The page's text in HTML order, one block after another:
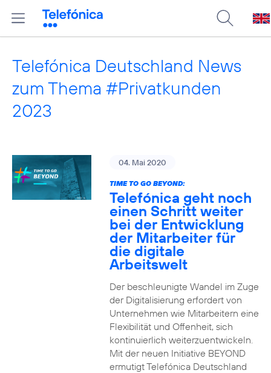
Telefónica Deutschland News
zum Thema #Privatkunden
2023
04. Mai 2020
TIME TO GO BEYOND:
Telefónica geht noch
einen Schritt weiter
bei der Entwicklung
der Mitarbeiter für
die digitale
Arbeitswelt
Der beschleunigte Wandel im Zuge
der Digitalisierung erfordert von
Unternehmen wie Mitarbeitern eine
Flexibilität und Offenheit, sich
kontinuierlich weiterzuentwickeln.
Mit der neuen Initiative BEYOND
ermutigt Telefónica Deutschland